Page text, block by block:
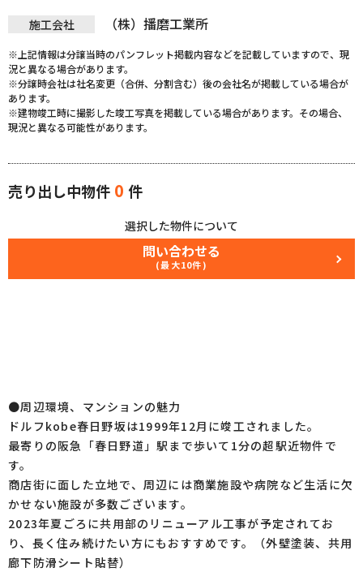
施工会社 （株）播磨工業所
※上記情報は分譲当時のパンフレット掲載内容などを記載していますので、現
況と異なる場合があります。
※分譲時会社は社名変更（合併、分割含む）後の会社名が掲載している場合が
あります。
※建物竣工時に撮影した竣工写真を掲載している場合があります。その場合、
現況と異なる可能性があります。
売り出し中物件 0 件
選択した物件について
問い合わせる
(最大10件)
●周辺環境、マンションの魅力
ドルフkobe春日野坂は1999年12月に竣工されました。
最寄りの阪急「春日野道」駅まで歩いて1分の超駅近物件で
す。
商店街に面した立地で、周辺には商業施設や病院など生活に欠
かせない施設が多数ございます。
2023年夏ごろに共用部のリニューアル工事が予定されてお
り、長く住み続けたい方にもおすすめです。（外壁塗装、共用
廊下防滑シート貼替）